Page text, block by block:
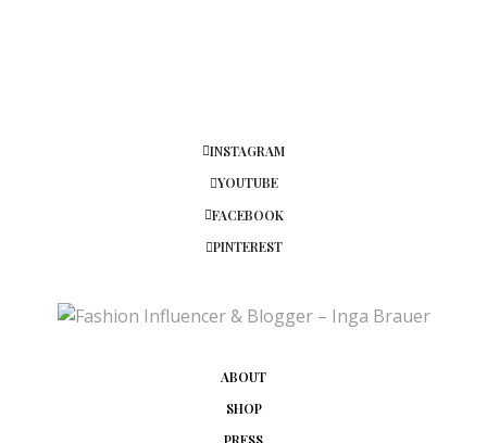
INSTAGRAM
YOUTUBE
FACEBOOK
PINTEREST
ABOUT
SHOP